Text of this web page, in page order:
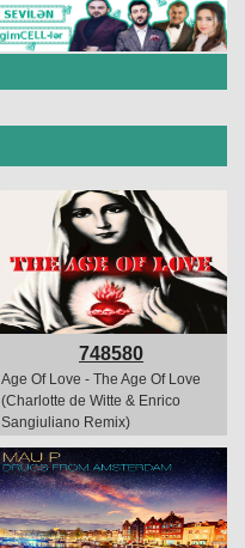
748580
Age Of Love - The Age Of Love
(Charlotte de Witte & Enrico
Sangiuliano Remix)